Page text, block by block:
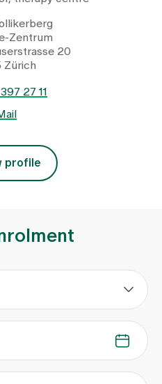
Zentrum
20
Zürich
27 11
profile